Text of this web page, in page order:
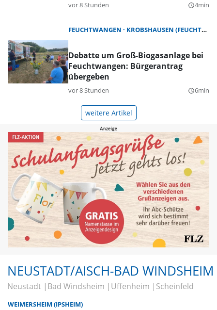
vor 8 Stunden query_builder4min
FEUCHTWANGEN KROBSHAUSEN (FEUCHTWANGEN)
Debatte um Groß-Biogasanlage bei
Feuchtwangen: Bürgerantrag
übergeben
vor 8 Stunden query_builder6min
weitere Artikel
NEUSTADT/AISCH-BAD WINDSHEIM
Neustadt Bad Windsheim Uffenheim Scheinfeld
WEIMERSHEIM (IPSHEIM)